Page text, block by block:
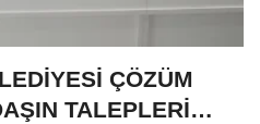
ÇÖZÜM
TALEPLERİNE